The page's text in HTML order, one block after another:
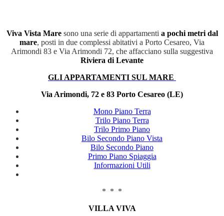
Viva Vista Maresono una serie di appartamenti a pochi metri dal
mare, posti in due complessi abitativi a Porto Cesareo, Via
Arimondi 83 e Via Arimondi 72, che affacciano sulla suggestiva
Riviera di Levante
GLI APPARTAMENTI SUL MARE
Via Arimondi, 72 e 83 Porto Cesareo (LE)
Mono Piano Terra
Trilo Piano Terra
Trilo Primo Piano
Bilo Secondo Piano Vista
Bilo Secondo Piano
Primo Piano Spiaggia
Informazioni Utili
* * *
VILLA VIVA